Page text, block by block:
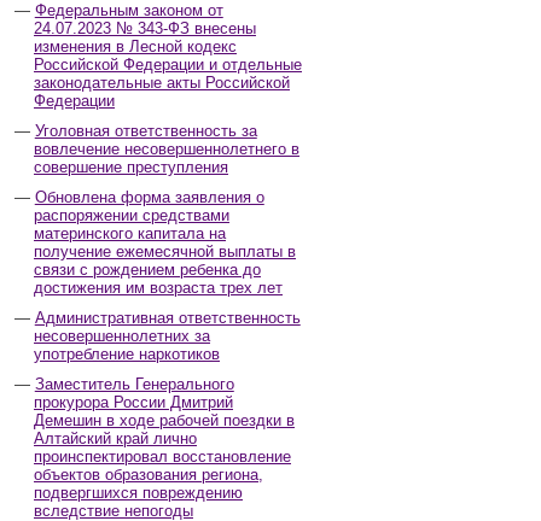
Федеральным законом от
24.07.2023 № 343-ФЗ внесены
изменения в Лесной кодекс
Российской Федерации и отдельные
законодательные акты Российской
Федерации
Уголовная ответственность за
вовлечение несовершеннолетнего в
совершение преступления
Обновлена форма заявления о
распоряжении средствами
материнского капитала на
получение ежемесячной выплаты в
связи с рождением ребенка до
достижения им возраста трех лет
Административная ответственность
несовершеннолетних за
употребление наркотиков
Заместитель Генерального
прокурора России Дмитрий
Демешин в ходе рабочей поездки в
Алтайский край лично
проинспектировал восстановление
объектов образования региона,
подвергшихся повреждению
вследствие непогоды